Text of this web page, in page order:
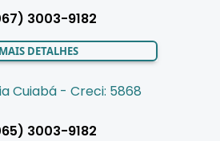
3003-9182
MAIS DETALHES
Cuiabá - Creci: 5868
3003-9182